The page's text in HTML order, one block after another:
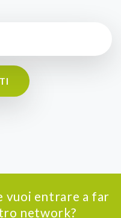
vuoi entrare a far
network?